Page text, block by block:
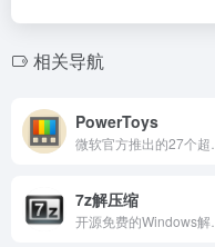
相关导航
PowerToys
7z解压缩